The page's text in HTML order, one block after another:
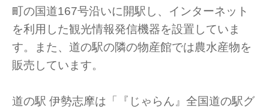
町の国道167号沿いに開駅し、インターネット
を利用した観光情報発信機器を設置していま
す。また、道の駅の隣の物産館では農水産物を
販売しています。
道の駅 伊勢志摩は「『じゃらん』全国道の駅グ